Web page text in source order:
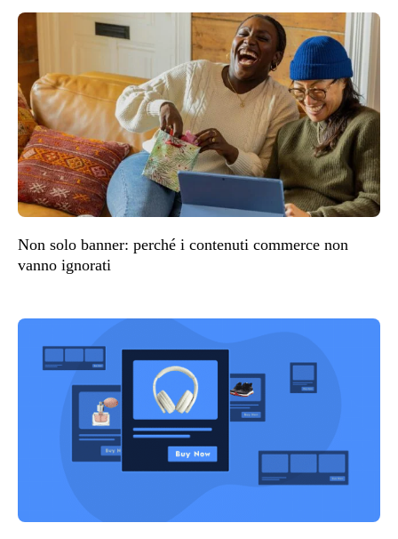
Non solo banner: perché i contenuti commerce non
vanno ignorati